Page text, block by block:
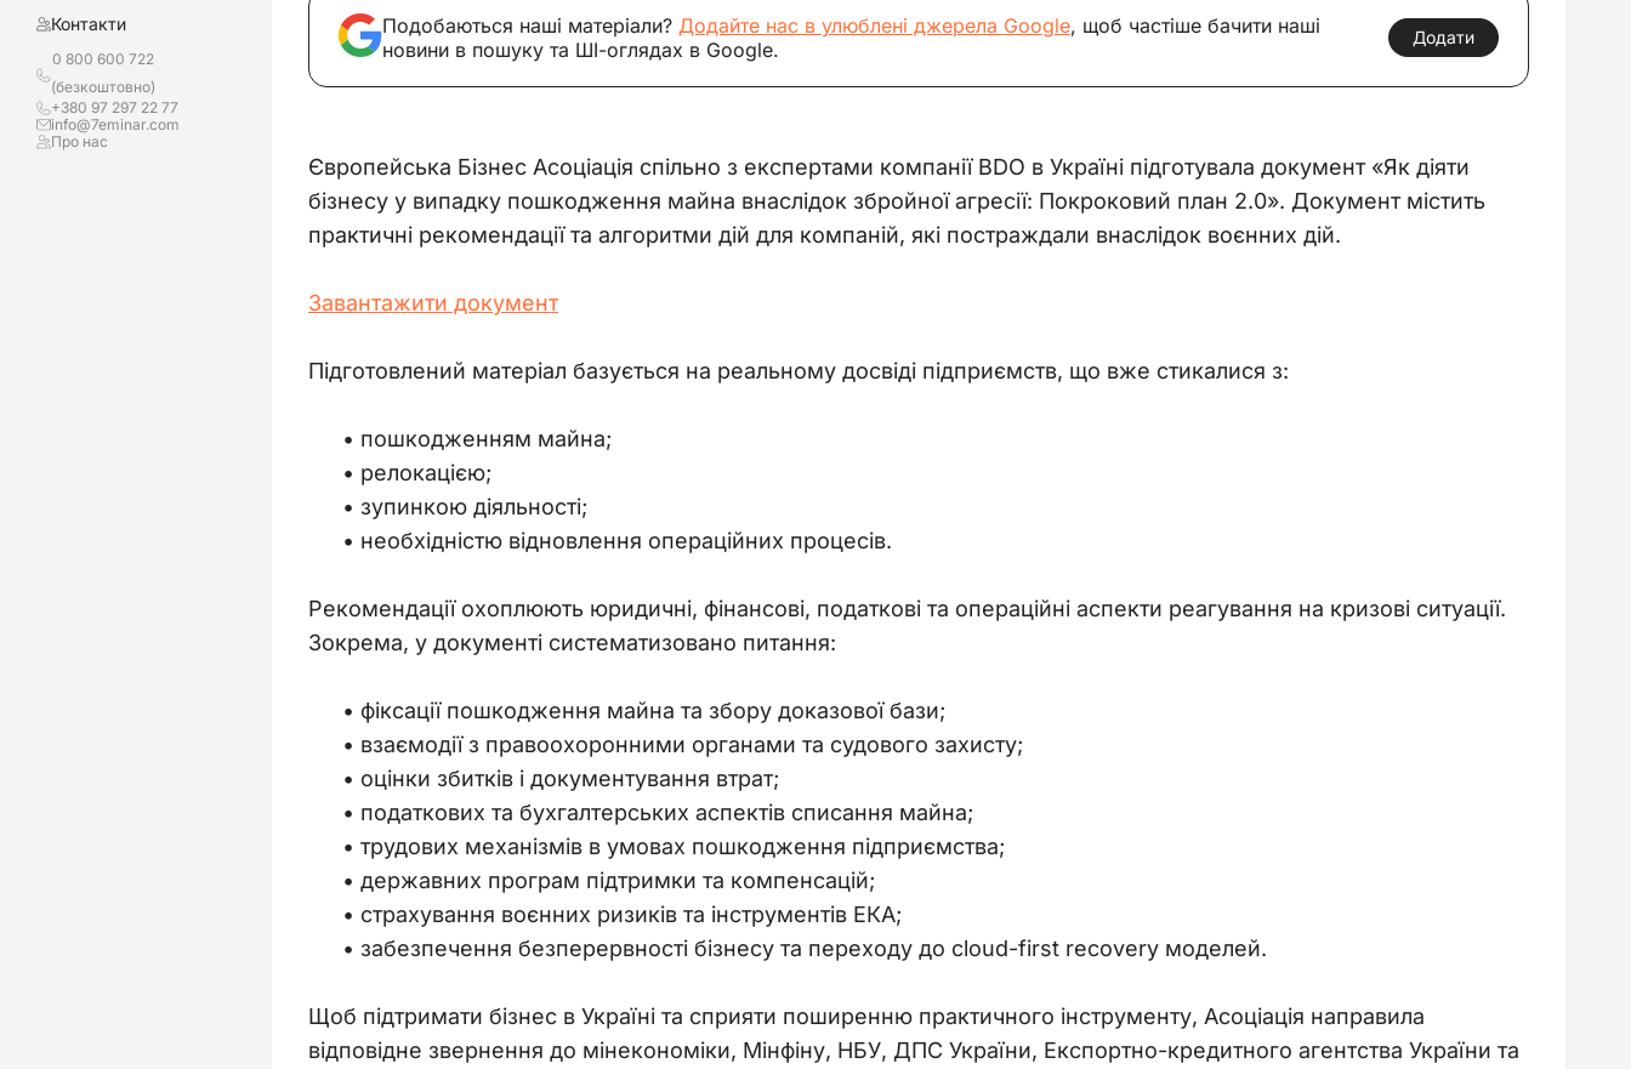
Контакти
0 800 600 722
(безкоштовно)
+380 97 297 22 77
info@7eminar.com
Про нас
Подобаються наші матеріали? Додайте нас в улюблені джерела Google, щоб частіше бачити наші
новини в пошуку та ШІ-оглядах в Google.
Додати
Європейська Бізнес Асоціація спільно з експертами компанії BDO в Україні підготувала документ «Як діяти
бізнесу у випадку пошкодження майна внаслідок збройної агресії: Покроковий план 2.0». Документ містить
практичні рекомендації та алгоритми дій для компаній, які постраждали внаслідок воєнних дій.
Завантажити документ
Підготовлений матеріал базується на реальному досвіді підприємств, що вже стикалися з:
пошкодженням майна;
релокацією;
зупинкою діяльності;
необхідністю відновлення операційних процесів.
Рекомендації охоплюють юридичні, фінансові, податкові та операційні аспекти реагування на кризові ситуації.
Зокрема, у документі систематизовано питання:
фіксації пошкодження майна та збору доказової бази;
взаємодії з правоохоронними органами та судового захисту;
оцінки збитків і документування втрат;
податкових та бухгалтерських аспектів списання майна;
трудових механізмів в умовах пошкодження підприємства;
державних програм підтримки та компенсацій;
страхування воєнних ризиків та інструментів ЕКА;
забезпечення безперервності бізнесу та переходу до cloud-first recovery моделей.
Щоб підтримати бізнес в Україні та сприяти поширенню практичного інструменту, Асоціація направила
відповідне звернення до мінекономіки, Мінфіну, НБУ, ДПС України, Експортно-кредитного агентства України та